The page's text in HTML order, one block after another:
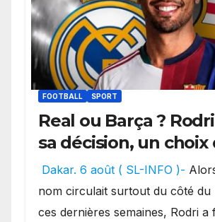
FOOTBALL SPORT
Real ou Barça ?
sa décision, un choix
pourrait faire grand
sur le marché des
transferts.
Dakar. 6 août ( SL-INFO )-
nom circulait surtout du côté du
ces dernières semaines, Rodri a